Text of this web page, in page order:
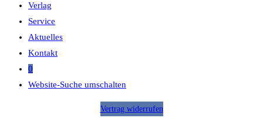
Verlag
Service
Aktuelles
Kontakt
0
Website-Suche umschalten
Vertrag widerrufen